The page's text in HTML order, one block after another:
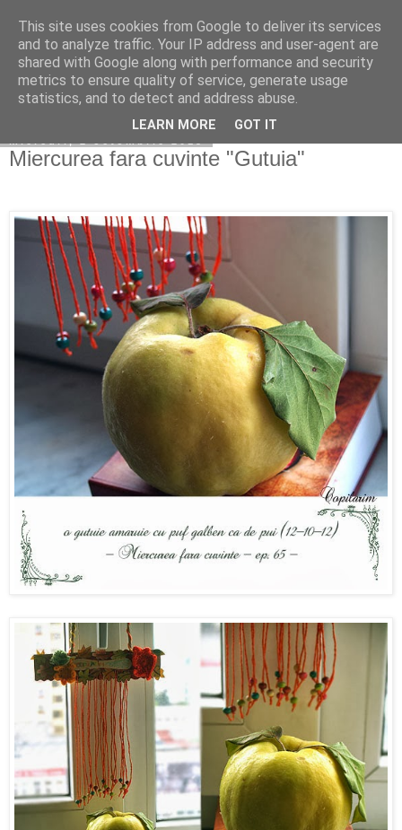
Copilarim
Miercurea fara cuvinte "Gutuia"
This site uses cookies from Google to deliver its services
and to analyze traffic. Your IP address and user-agent are
shared with Google along with performance and security
metrics to ensure quality of service, generate usage
statistics, and to detect and address abuse.
LEARN MORE GOT IT